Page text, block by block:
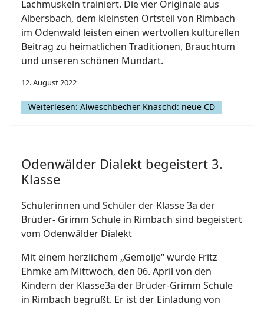
Lachmuskeln trainiert. Die vier Originale aus
Albersbach, dem kleinsten Ortsteil von Rimbach
im Odenwald leisten einen wertvollen kulturellen
Beitrag zu heimatlichen Traditionen, Brauchtum
und unseren schönen Mundart.
12. August 2022
Weiterlesen: Alweschbecher Knäschd: neue CD
Odenwälder Dialekt begeistert 3.
Klasse
Schülerinnen und Schüler der Klasse 3a der
Brüder- Grimm Schule in Rimbach sind begeistert
vom Odenwälder Dialekt
Mit einem herzlichem „Gemoije“ wurde Fritz
Ehmke am Mittwoch, den 06. April von den
Kindern der Klasse3a der Brüder-Grimm Schule
in Rimbach begrüßt. Er ist der Einladung von